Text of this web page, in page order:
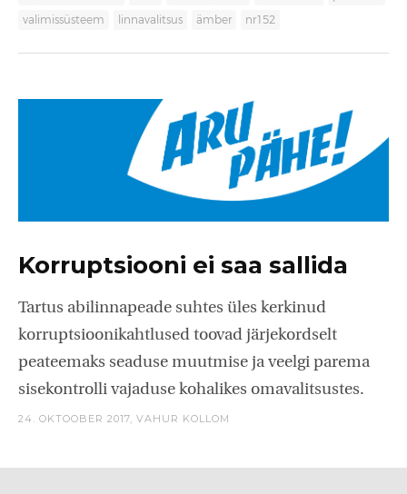
valimissüsteem linnavalitsus ämber nr152
Korruptsiooni ei saa sallida
Tartus abilinnapeade suhtes üles kerkinud
korruptsioonikahtlused toovad järjekordselt
peateemaks seaduse muutmise ja veelgi parema
sisekontrolli vajaduse kohalikes omavalitsustes.
24. OKTOOBER 2017, VAHUR KOLLOM